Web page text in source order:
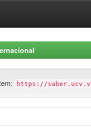
https://